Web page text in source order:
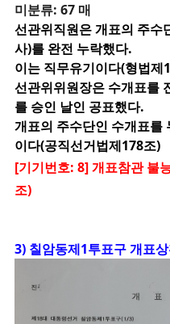
미분류: 67 매
선관위직원은 개표의 주수
사)를 완전 누락했다.
이는 직무유기이다(형법제
선관위위원장은 수개표를
를 승인 날인 공표했다.
개표의 주수단인 수개표를
이다(공직선거법제178조)
[기기번호: 8] 개표참관 불
조)
3) 칠암동제1투표구 개표